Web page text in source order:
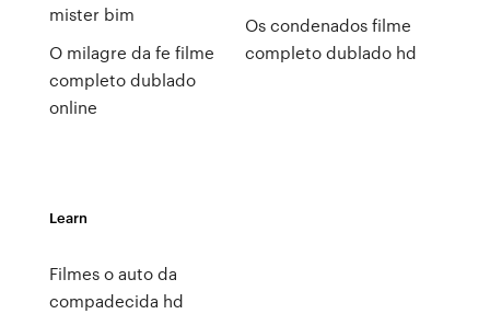
mister bim
O milagre da fe filme
completo dublado
online
Os condenados filme
completo dublado hd
Learn
Filmes o auto da
compadecida hd